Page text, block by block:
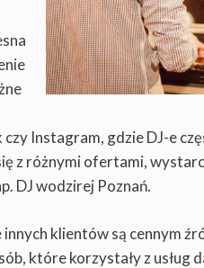
Instagram, gdzie DJ-e
z różnymi ofertami,
DJ wodzirej Poznań.
innych klientów są cennym
które korzystały z usług